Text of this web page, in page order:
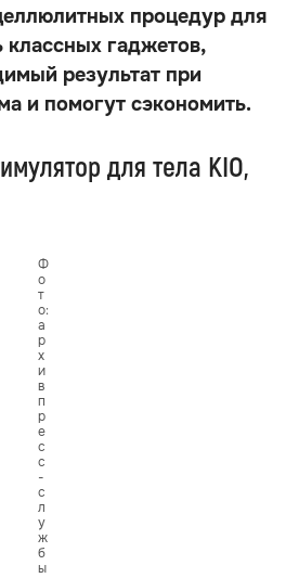
процедур для
классных гаджетов,
результат при
и помогут сэкономить.
для тела KIO,
Ф
о
т
о:
а
р
х
и
в
п
р
е
с
с
-
с
л
у
ж
б
ы